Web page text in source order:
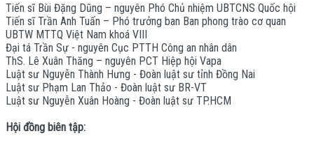
Tiến sĩ Bùi Đặng Dũng – nguyên Phó Chủ nhiệm UBTCNS Quốc hội
Tiến sĩ Trần Anh Tuấn – Phó trưởng ban Ban phong trào cơ quan
UBTW MTTQ Việt Nam khoá VIII
Đại tá Trần Sự - nguyên Cục PTTH Công an nhân dân
ThS. Lê Xuân Thăng – nguyên PCT Hiệp hội Vapa
Luật sư Nguyễn Thành Hưng - Đoàn luật sư tỉnh Đồng Nai
Luật sư Phạm Lan Thảo - Đoàn luật sư BR-VT
Luật sư Nguyễn Xuân Hoàng - Đoàn luật sư TP.HCM
Hội đồng biên tập: